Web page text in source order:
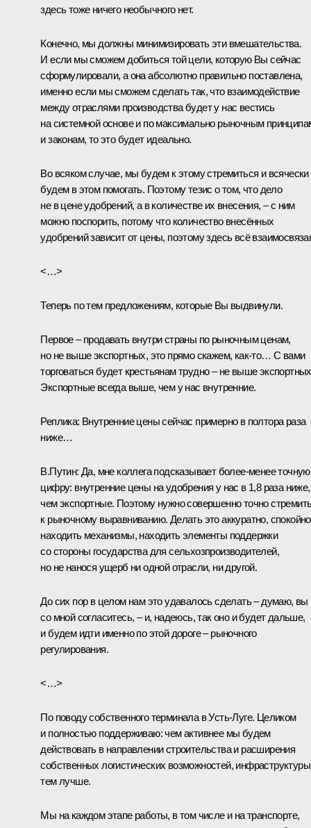
здесь тоже ничего необычного нет.
Конечно, мы должны минимизировать эти вмешательства.
И если мы сможем добиться той цели, которую Вы сейчас
сформулировали, а она абсолютно правильно поставлена,
именно если мы сможем сделать так, что взаимодействие
между отраслями производства будет у нас вестись
на системной основе и по максимально рыночным
и законам, то это будет идеально.
Во всяком случае, мы будем к этому стремиться и всячески
будем в этом помогать. Поэтому тезис о том, что дело
не в цене удобрений, а в количестве их внесения, – с ним
можно поспорить, потому что количество внесённых
удобрений зависит от цены, поэтому здесь всё
<…>
Теперь по тем предложениям, которые Вы выдвинули.
Первое – продавать внутри страны по рыночным ценам,
но не выше экспортных, это прямо скажем, как‑то… С вами
торговаться будет крестьянам трудно – не выше
Экспортные всегда выше, чем у нас внутренние.
Реплика: Внутренние цены сейчас примерно в полтора раза
ниже…
В.Путин: Да, мне коллега подсказывает более-менее точную
цифру: внутренние цены на удобрения у нас в 1,8 раза ниже,
чем экспортные. Поэтому нужно совершенно точно
к рыночному выравниванию. Делать это аккуратно,
находить механизмы, находить элементы поддержки
со стороны государства для сельхозпроизводителей,
но не нанося ущерб ни одной отрасли, ни другой.
До сих пор в целом нам это удавалось сделать – думаю, вы
со мной согласитесь, – и, надеюсь, так оно и будет дальше,
и будем идти именно по этой дороге – рыночного
регулирования.
<…>
По поводу собственного терминала в Усть-Луге. Целиком
и полностью поддерживаю: чем активнее мы будем
действовать в направлении строительства и расширения
собственных логистических возможностей,
тем лучше.
Мы на каждом этапе работы, в том числе и на транспорте,